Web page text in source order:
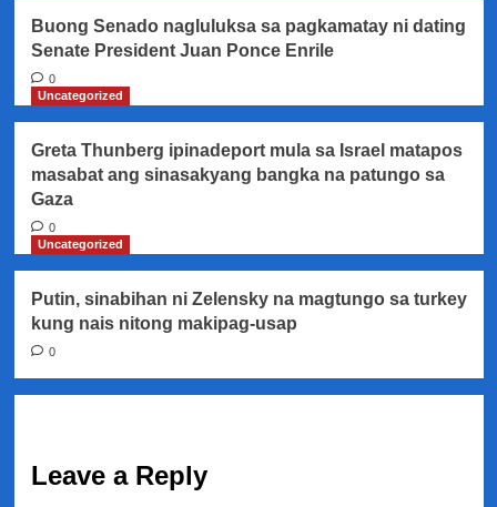
Buong Senado nagluluksa sa pagkamatay ni dating
Senate President Juan Ponce Enrile
0
Uncategorized
Greta Thunberg ipinadeport mula sa Israel matapos
masabat ang sinasakyang bangka na patungo sa
Gaza
0
Uncategorized
Putin, sinabihan ni Zelensky na magtungo sa turkey
kung nais nitong makipag-usap
0
Leave a Reply